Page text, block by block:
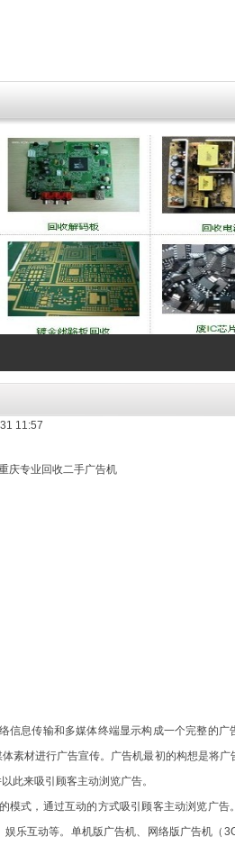
11:57
庆专业回收二手广告机
息传输和多媒体终端显示构成一个完整的广
素材进行广告宣传。广告机最初的构想是将广
此来吸引顾客主动浏览广告。
模式，通过互动的方式吸引顾客主动浏览广告
乐互动等。单机版广告机、网络版广告机（